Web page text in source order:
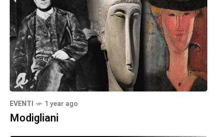
EVENTI 1 year ago
Modigliani